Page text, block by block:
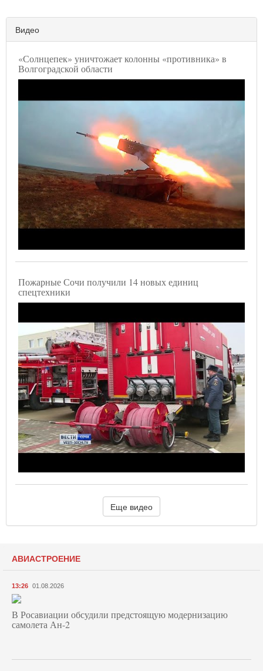
Видео
«Солнцепек» уничтожает колонны «противника» в
Волгоградской области
Пожарные Сочи получили 14 новых единиц
спецтехники
Еще видео
АВИАСТРОЕНИЕ
13:26 01.08.2026
В Росавиации обсудили предстоящую модернизацию
самолета Ан-2